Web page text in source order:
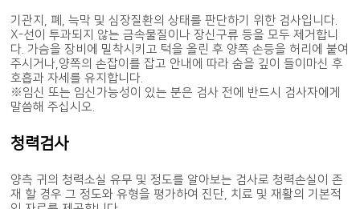
기관지, 폐, 늑막 및 심장질환의 상태를 판단하기 위한 검사입니다.
X-선이 투과되지 않는 금속물질이나 장신구류 등을 모두 제거합니
다. 가슴을 장비에 밀착시키고 턱을 올린 후 양쪽 손등을 허리에 붙여
주시거나,양쪽의 손잡이를 잡고 안내에 따라 숨을 깊이 들이마신 후
호흡과 자세를 유지합니다.
※임신 또는 임신가능성이 있는 분은 검사 전에 반드시 검사자에게
말씀해 주십시오.
청력검사
양측 귀의 청력소실 유무 및 정도를 알아보는 검사로 청력손실이 존
재 할 경우 그 정도와 유형을 평가하여 진단, 치료 및 재활의 기본적